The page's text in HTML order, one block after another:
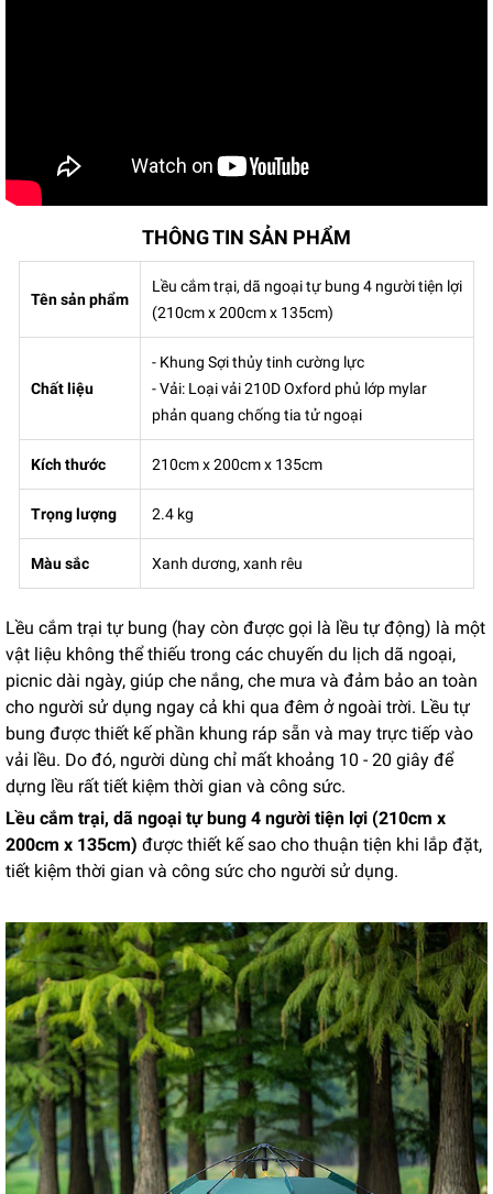
THÔNG TIN SẢN PHẨM
Tên sản phẩm
Lều cắm trại, dã ngoại tự bung 4 người tiện lợi
(210cm x 200cm x 135cm)
Chất liệu
- Khung Sợi thủy tinh cường lực
- Vải: Loại vải 210D Oxford phủ lớp mylar
phản quang chống tia tử ngoại
Kích thước 210cm x 200cm x 135cm
Trọng lượng 2.4 kg
Màu sắc Xanh dương, xanh rêu
Lều cắm trại tự bung (hay còn được gọi là lều tự động) là một
vật liệu không thể thiếu trong các chuyến du lịch dã ngoại,
picnic dài ngày, giúp che nắng, che mưa và đảm bảo an toàn
cho người sử dụng ngay cả khi qua đêm ở ngoài trời. Lều tự
bung được thiết kế phần khung ráp sẵn và may trực tiếp vào
vải lều. Do đó, người dùng chỉ mất khoảng 10 - 20 giây để
dựng lều rất tiết kiệm thời gian và công sức.
Lều cắm trại, dã ngoại tự bung 4 người tiện lợi (210cm x
200cm x 135cm) được thiết kế sao cho thuận tiện khi lắp đặt,
tiết kiệm thời gian và công sức cho người sử dụng.